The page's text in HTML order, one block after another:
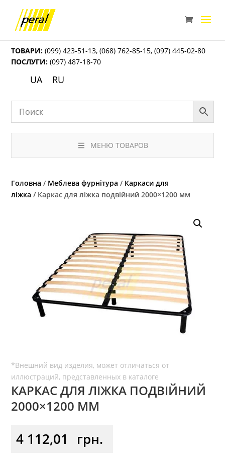
ТОВАРИ: (099) 423-51-13,(068) 762-85-15,(097) 445-02-80
ПОСЛУГИ: (097) 487-18-70
UA RU
МЕНЮ ТОВАРОВ
Головна / Меблева фурнітура / Каркаси для
ліжка / Каркас для ліжка подвійний 2000×1200 мм
КАРКАС ДЛЯ ЛІЖКА ПОДВІЙНИЙ
2000×1200 ММ
4 112,01 грн.